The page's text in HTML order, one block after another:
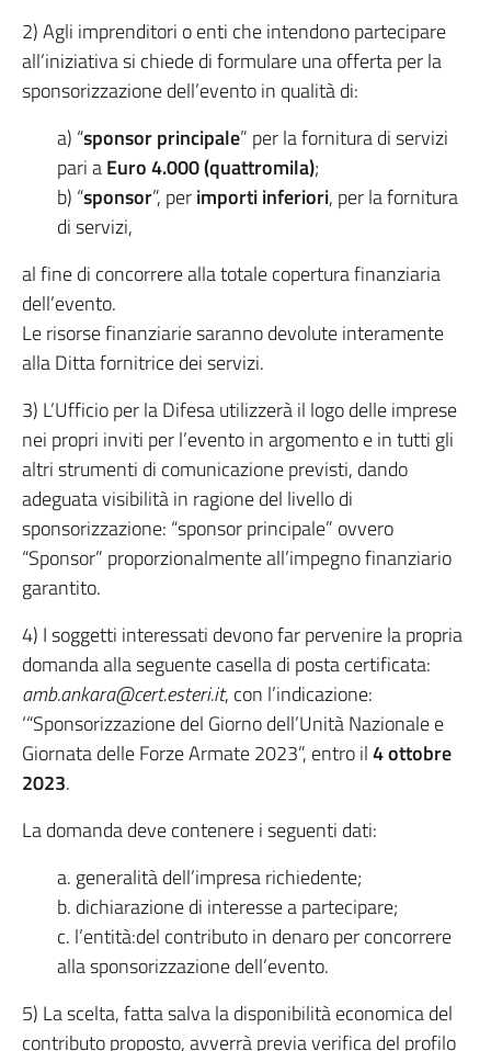
2) Agli imprenditori o enti che intendono partecipare
all’iniziativa si chiede di formulare una offerta per la
sponsorizzazione dell’evento in qualità di:
a) “sponsor principale” per la fornitura di servizi
pari aEuro 4.000 (quattromila);
b) “sponsor”, perimporti inferiori, per la fornitura
di servizi,
al fine di concorrere alla totale copertura finanziaria
dell’evento.
Le risorse finanziarie saranno devolute interamente
alla Ditta fornitrice dei servizi.
3) L’Ufficio per la Difesa utilizzerà il logo delle imprese
nei propri inviti per l’evento in argomento e in tutti gli
altri strumenti di comunicazione previsti, dando
adeguata visibilità in ragione del livello di
sponsorizzazione: “sponsor principale” ovvero
“Sponsor” proporzionalmente all’impegno finanziario
garantito.
4) I soggetti interessati devono far pervenire la propria
domanda alla seguente casella di posta certificata:
amb.ankara@cert.esteri.it, con l’indicazione:
‘“Sponsorizzazione del Giorno dell’Unità Nazionale e
Giornata delle Forze Armate 2023”, entro il4 ottobre
2023.
La domanda deve contenere i seguenti dati:
a. generalità dell’impresa richiedente;
b. dichiarazione di interesse a partecipare;
c. l’entità:del contributo in denaro per concorrere
alla sponsorizzazione dell’evento.
5) La scelta, fatta salva la disponibilità economica del
contributo proposto, avverrà previa verifica del profilo